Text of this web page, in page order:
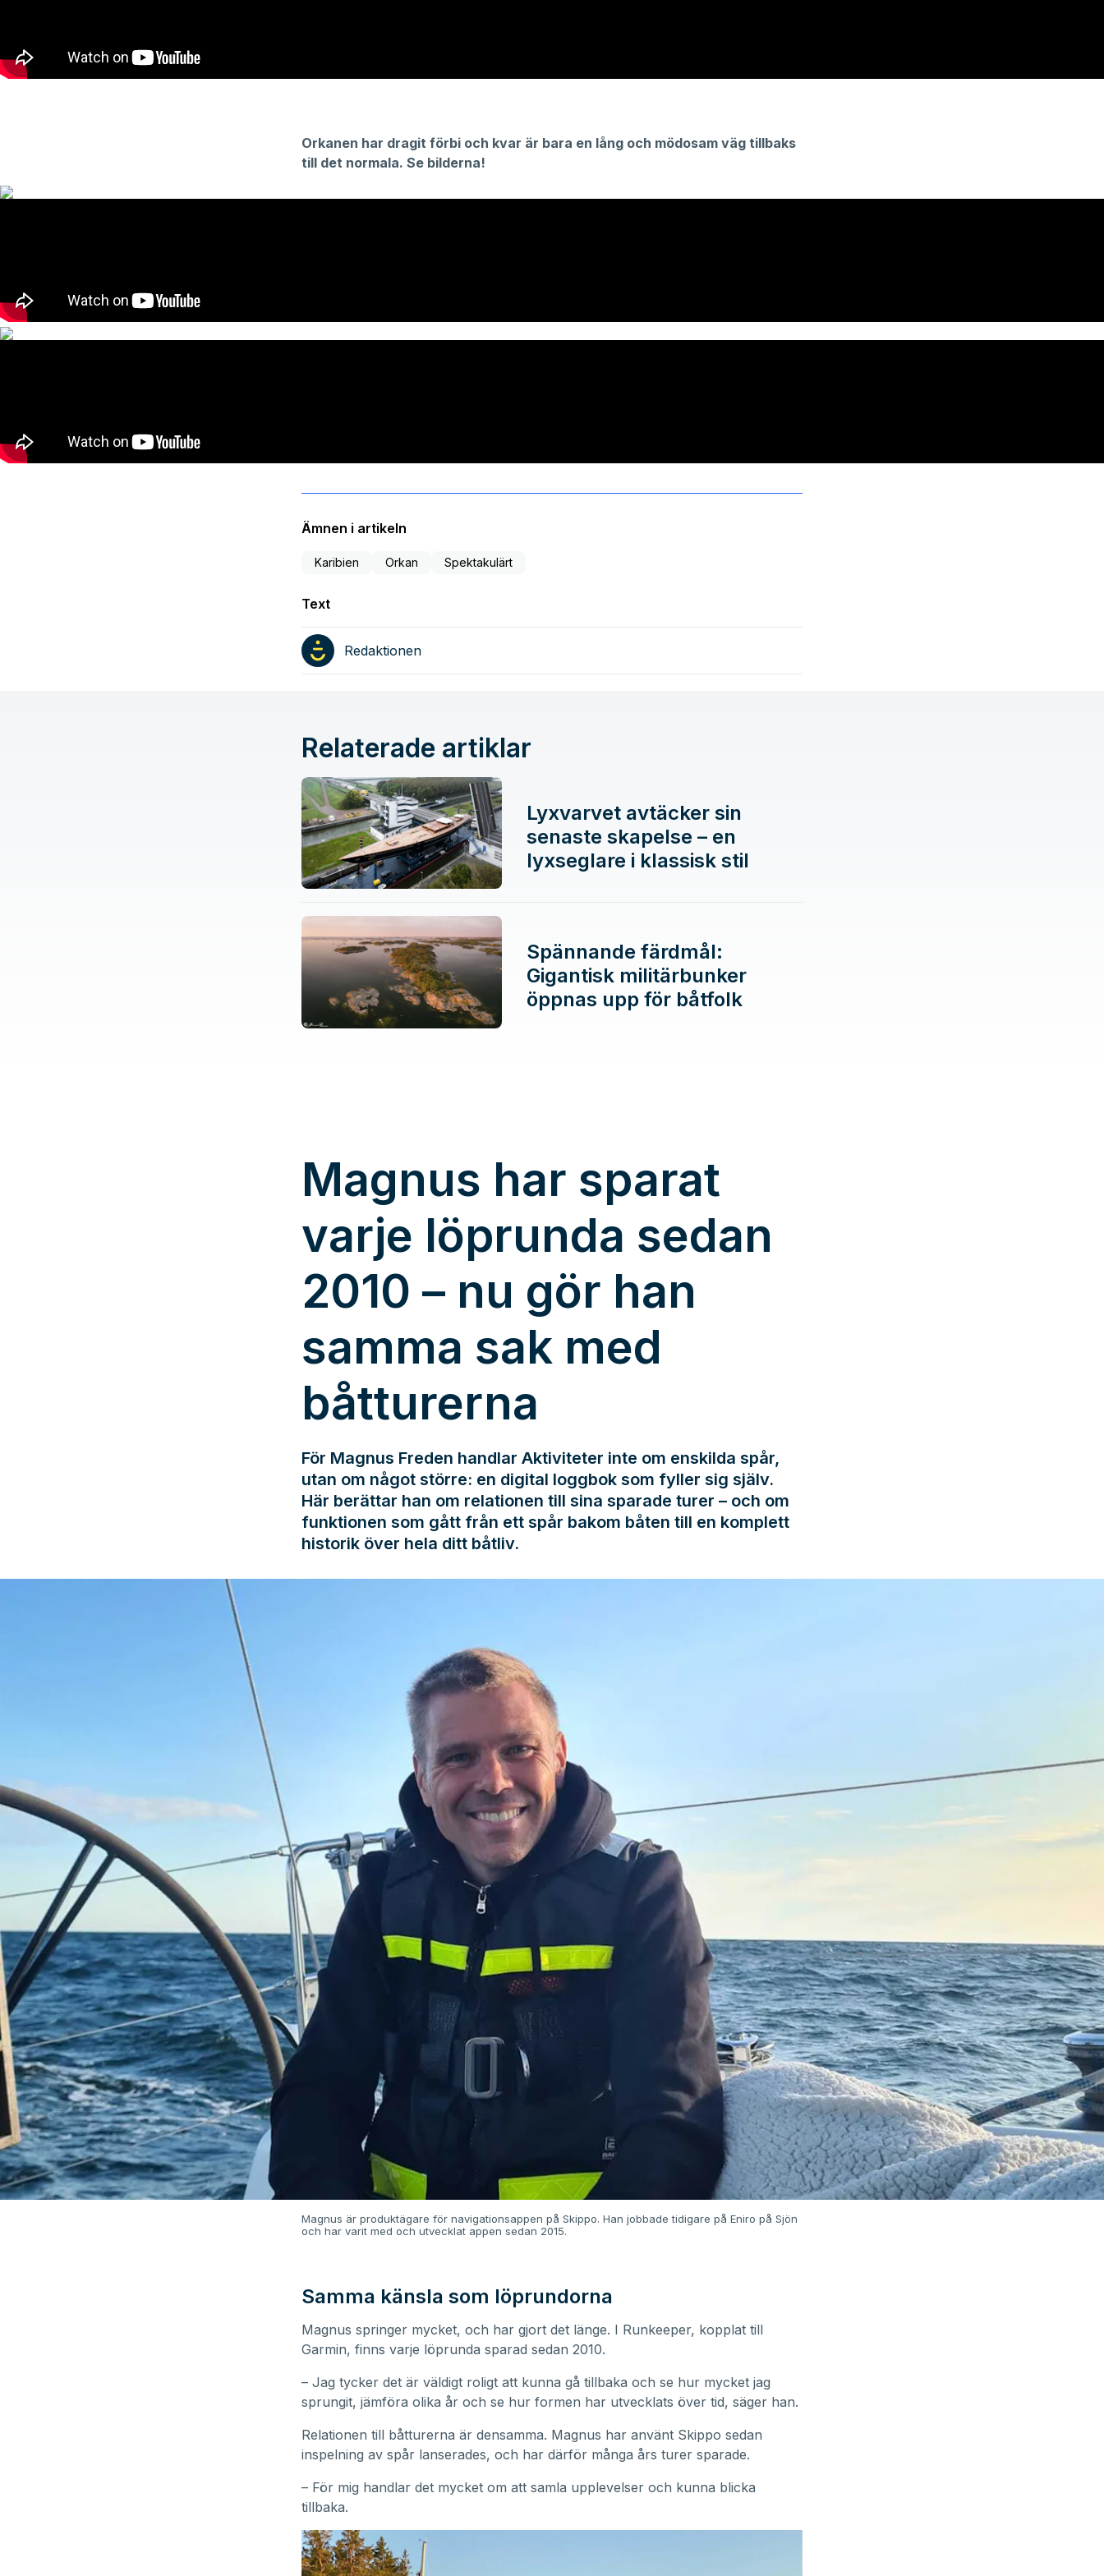
Orkanen har dragit förbi och kvar är bara en lång och mödosam väg tillbaks
till det normala. Se bilderna!
Ämnen i artikeln
Karibien Orkan Spektakulärt
Text
Redaktionen
Relaterade artiklar
Lyxvarvet avtäcker sin
senaste skapelse – en
lyxseglare i klassisk stil
Spännande färdmål:
Gigantisk militärbunker
öppnas upp för båtfolk
Magnus har sparat
varje löprunda sedan
2010 – nu gör han
samma sak med
båtturerna
För Magnus Freden handlar Aktiviteter inte om enskilda spår,
utan om något större: en digital loggbok som fyller sig själv.
Här berättar han om relationen till sina sparade turer – och om
funktionen som gått från ett spår bakom båten till en komplett
historik över hela ditt båtliv.
Magnus är produktägare för navigationsappen på Skippo. Han jobbade tidigare på Eniro på Sjön
och har varit med och utvecklat appen sedan 2015.
Samma känsla som löprundorna
Magnus springer mycket, och har gjort det länge. I Runkeeper, kopplat till
Garmin, finns varje löprunda sparad sedan 2010.
– Jag tycker det är väldigt roligt att kunna gå tillbaka och se hur mycket jag
sprungit, jämföra olika år och se hur formen har utvecklats över tid, säger han.
Relationen till båtturerna är densamma. Magnus har använt Skippo sedan
inspelning av spår lanserades, och har därför många års turer sparade.
– För mig handlar det mycket om att samla upplevelser och kunna blicka
tillbaka.